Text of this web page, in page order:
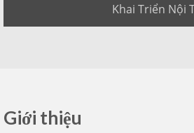
Khai Triển Nội
Giới thiệu